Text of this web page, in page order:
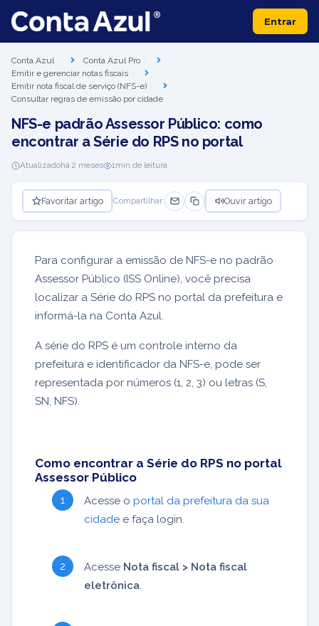
Entrar
Conta Azul
Conta Azul Pro
Emitir e gerenciar notas fiscais
Emitir nota fiscal de serviço (NFS-e)
Consultar regras de emissão por cidade
NFS-e padrão Assessor Público: como
encontrar a Série do RPS no portal
Atualizadohá 2 meses 1min de leitura
Favoritar artigo Compartilhar: Ouvir artigo
Para configurar a emissão de NFS-e no padrão
Assessor Público (ISS Online), você precisa
localizar a Série do RPS no portal da prefeitura e
informá-la na Conta Azul.
A série do RPS é um controle interno da
prefeitura e identificador da NFS-e, pode ser
representada por números (1, 2, 3) ou letras (S,
SN, NFS).
Como encontrar a Série do RPS no portal
Assessor Público
Acesse o portal da prefeitura da sua
cidade e faça login.
Acesse Nota fiscal > Nota fiscal
eletrônica.